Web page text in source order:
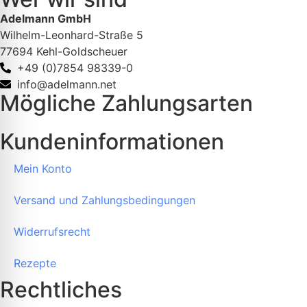
Adelmann GmbH
Wilhelm-Leonhard-Straße 5
77694 Kehl-Goldscheuer
+49 (0)7854 98339-0
info@adelmann.net
Mögliche Zahlungsarten
Kundeninformationen
Mein Konto
Versand und Zahlungsbedingungen
Widerrufsrecht
Rezepte
Rechtliches